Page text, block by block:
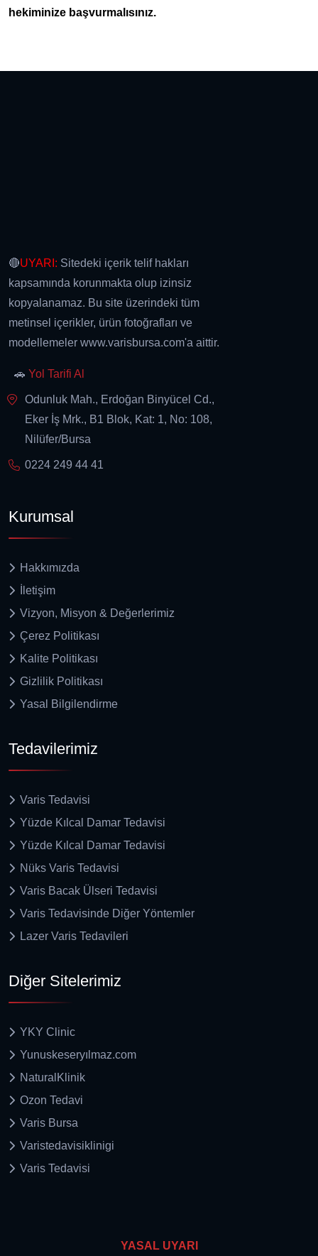
hekiminize başvurmalısınız.
🔴UYARI: Sitedeki içerik telif hakları
kapsamında korunmakta olup izinsiz
kopyalanamaz. Bu site üzerindeki tüm
metinsel içerikler, ürün fotoğrafları ve
modellemeler www.varisbursa.com'a aittir.
🚗 Yol Tarifi Al
Odunluk Mah., Erdoğan Binyücel Cd.,
Eker İş Mrk., B1 Blok, Kat: 1, No: 108,
Nilüfer/Bursa
0224 249 44 41
Kurumsal
Hakkımızda
İletişim
Vizyon, Misyon & Değerlerimiz
Çerez Politikası
Kalite Politikası
Gizlilik Politikası
Yasal Bilgilendirme
Tedavilerimiz
Varis Tedavisi
Yüzde Kılcal Damar Tedavisi
Yüzde Kılcal Damar Tedavisi
Nüks Varis Tedavisi
Varis Bacak Ülseri Tedavisi
Varis Tedavisinde Diğer Yöntemler
Lazer Varis Tedavileri
Diğer Sitelerimiz
YKY Clinic
Yunuskeseryılmaz.com
NaturalKlinik
Ozon Tedavi
Varis Bursa
Varistedavisiklinigi
Varis Tedavisi
YASAL UYARI